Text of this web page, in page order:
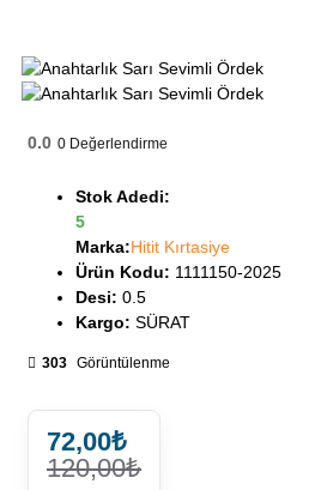
0.0 0 Değerlendirme
Stok Adedi:
5
Marka:Hitit Kırtasiye
Ürün Kodu: 1111150-2025
Desi: 0.5
Kargo: SÜRAT
303 Görüntülenme
72,00₺
120,00₺